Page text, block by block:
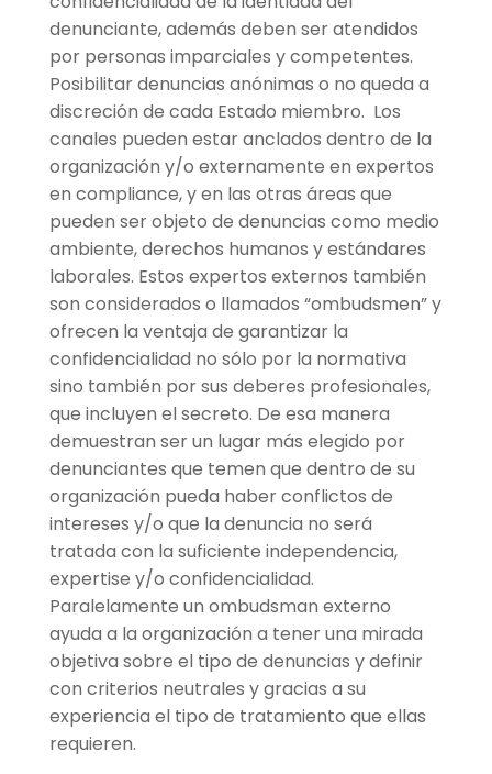
denunciante, además deben ser atendidos
por personas imparciales y competentes.
Posibilitar denuncias anónimas o no queda a
discreción de cada Estado miembro. Los
canales pueden estar anclados dentro de la
organización y/o externamente en expertos
en compliance, y en las otras áreas que
pueden ser objeto de denuncias como medio
ambiente, derechos humanos y estándares
laborales. Estos expertos externos también
son considerados o llamados “ombudsmen” y
ofrecen la ventaja de garantizar la
confidencialidad no sólo por la normativa
sino también por sus deberes profesionales,
que incluyen el secreto. De esa manera
demuestran ser un lugar más elegido por
denunciantes que temen que dentro de su
organización pueda haber conflictos de
intereses y/o que la denuncia no será
tratada con la suficiente independencia,
expertise y/o confidencialidad.
Paralelamente un ombudsman externo
ayuda a la organización a tener una mirada
objetiva sobre el tipo de denuncias y definir
con criterios neutrales y gracias a su
experiencia el tipo de tratamiento que ellas
requieren.